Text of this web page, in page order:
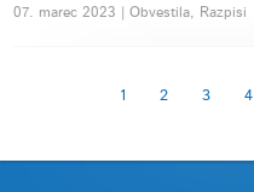
07. marec 2023 | Obvestila, Razpisi
1 2 3 4